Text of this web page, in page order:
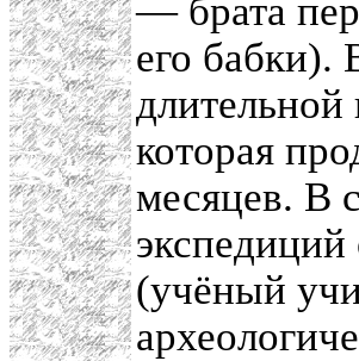
— брата
его бабки).
которая
месяцев. В
(учёный